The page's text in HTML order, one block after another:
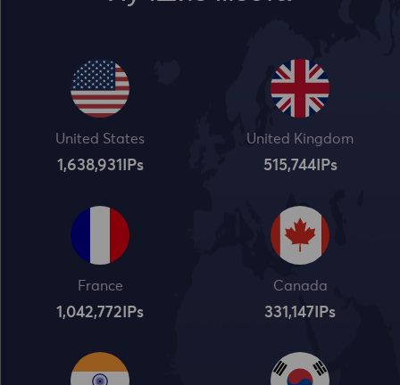
United States
1,638,932 IPs
United Kingdom
515,745IPs
France
1,042,773 IPs
Canada
331,148 IPs